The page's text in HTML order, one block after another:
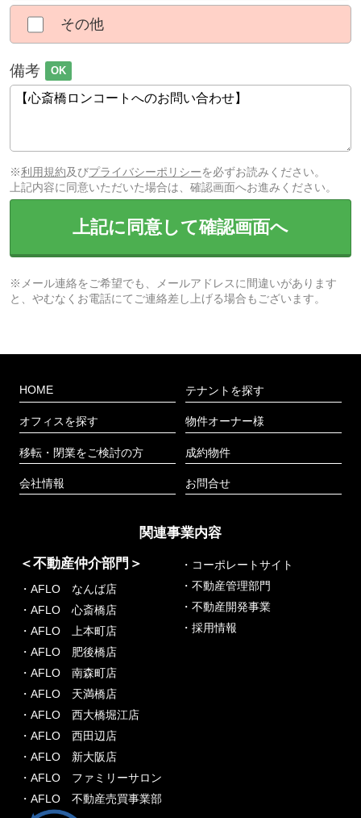
その他
備考 OK
※利用規約及びプライバシーポリシーを必ずお読みください。
上記内容に同意いただいた場合は、確認画面へお進みください。
上記に同意して確認画面へ
※メール連絡をご希望でも、メールアドレスに間違いがあります
と、やむなくお電話にてご連絡差し上げる場合もございます。
HOME
オフィスを探す
移転・閉業をご検討の方
会社情報
テナントを探す
物件オーナー様
成約物件
お問合せ
関連事業内容
＜不動産仲介部門＞
・AFLO なんば店
・AFLO 心斎橋店
・AFLO 上本町店
・AFLO 肥後橋店
・AFLO 南森町店
・AFLO 天満橋店
・AFLO 西大橋堀江店
・AFLO 西田辺店
・AFLO 新大阪店
・AFLO ファミリーサロン
・AFLO 不動産売買事業部
・コーポレートサイト
・不動産管理部門
・不動産開発事業
・採用情報